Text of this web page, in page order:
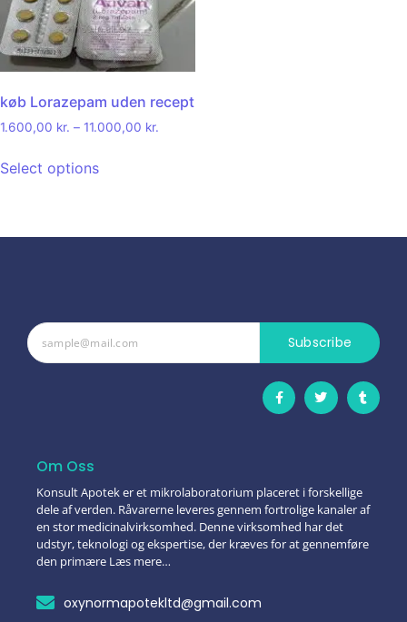
køb Lorazepam uden recept
1.600,00 kr. – 11.000,00 kr.
Select options
Subscribe
Om Oss
Konsult Apotek er et mikrolaboratorium placeret i forskellige
dele af verden. Råvarerne leveres gennem fortrolige kanaler af
en stor medicinalvirksomhed. Denne virksomhed har det
udstyr, teknologi og ekspertise, der kræves for at gennemføre
den primære Læs mere…
oxynormapotekltd@gmail.com